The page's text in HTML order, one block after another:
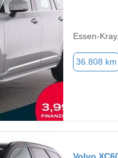
Essen-
36.808 km